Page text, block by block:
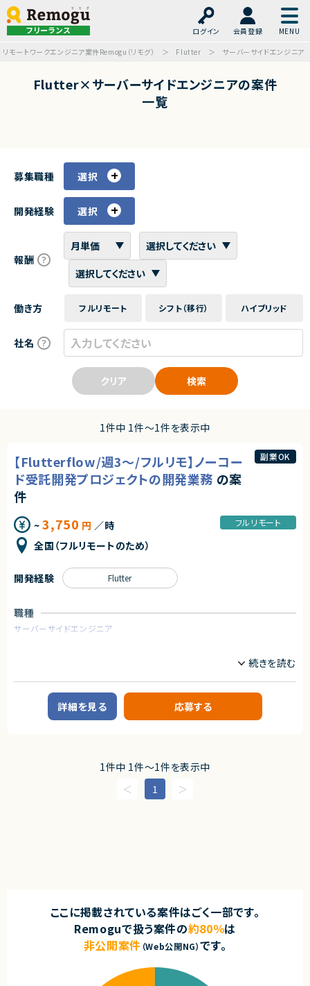
フリーランス ログイン
会員登録
リモートワークエンジニア案件Remogu（リモグ）
Flutter サーバーサイドエンジニア
Flutter×サーバーサイドエンジニアの案件
一覧
募集職種 選択
開発経験 選択
報酬
働き方 フルリモート シフト（移行） ハイブリッド
社名
クリア 検索
1件中 1件〜1件を表示中
【Flutterflow/週3～/フルリモ】ノーコー
ド受託開発プロジェクトの開発業務 の案
件
~3,750 円 ／時
全国（フルリモートのため）
フルリモート
副業OK
職種
サーバーサイドエンジニア
ノーコード・ローコード開発に特化した受託企業です。
■案件概要
大手デベロッパーのビルに所属する従業員向けのアプリや、ECサイトのサブ
スクリプションの開発
・ノーコードツールが提供する機能では足りない部分を、バックエンドで補完
・AIなどを活用し、業務の効率化のご提案等
【歓迎スキル】
・ノーコード/ローコードを使用環境としたプロジェクトマネジメント経験
・基本設計以降のご経験
・Dartを使用した開発経験
開発経験 Flutter
詳細を見る 応募する
1件中 1件〜1件を表示中
1
ここに掲載されている案件はごく一部です。
Remoguで扱う案件の約80％は
非公開案件 （Web公開NG）です。